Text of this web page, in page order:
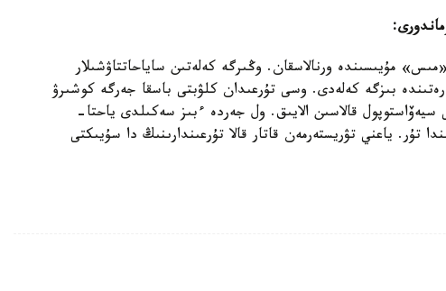
مۇيىسىندە ورنالاسقان. وڭىرگە كەلەتىن ساياحاتتاۋشىلار
بىزگە كەلەدى. وسى تۇرعىدان كلۋبتى باسقا جەرگە كوشىرۋ
قالاسىن الايىق. ول جەردە ءبىز سەكىلدى ياحتا-
تۇر. ياعني تۋريستەرمەن قاتار قالا تۇرعىندارىنىڭ دا سۇيىكتى